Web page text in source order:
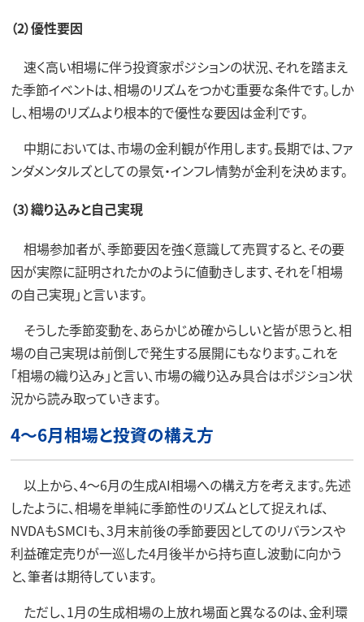
（2）優性要因
速く高い相場に伴う投資家ポジションの状況、それを踏まえ
た季節イベントは、相場のリズムをつかむ重要な条件です。しか
し、相場のリズムより根本的で優性な要因は金利です。
中期においては、市場の金利観が作用します。長期では、ファ
ンダメンタルズとしての景気・インフレ情勢が金利を決めます。
（3）織り込みと自己実現
相場参加者が、季節要因を強く意識して売買すると、その要
因が実際に証明されたかのように値動きします、それを「相場
の自己実現」と言います。
そうした季節変動を、あらかじめ確からしいと皆が思うと、相
場の自己実現は前倒しで発生する展開にもなります。これを
「相場の織り込み」と言い、市場の織り込み具合はポジション状
況から読み取っていきます。
4～6月相場と投資の構え方
以上から、4～6月の生成AI相場への構え方を考えます。先述
したように、相場を単純に季節性のリズムとして捉えれば、
NVDAもSMCIも、3月末前後の季節要因としてのリバランスや
利益確定売りが一巡した4月後半から持ち直し波動に向かう
と、筆者は期待しています。
ただし、1月の生成相場の上放れ場面と異なるのは、金利環